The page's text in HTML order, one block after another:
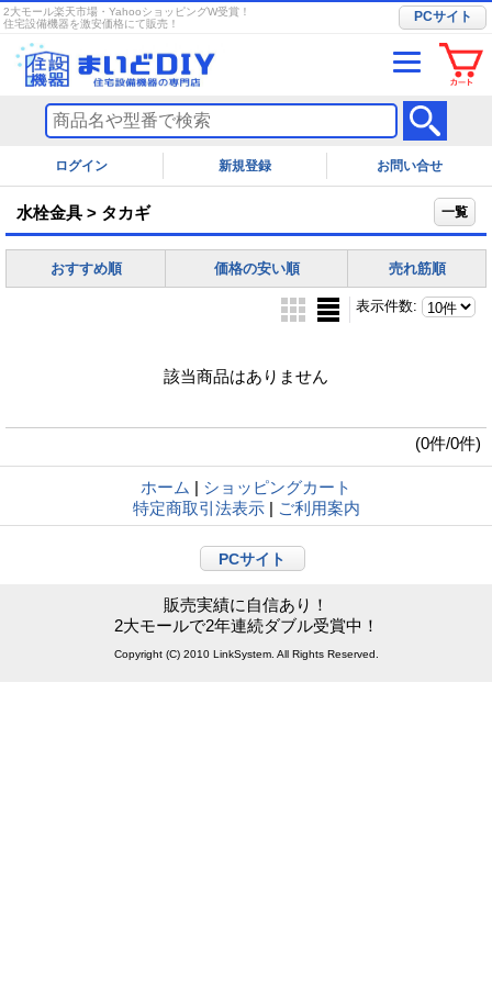
2大モール楽天市場・YahooショッピングW受賞！
住宅設備機器を激安価格にて販売！
PCサイト
ログイン お問い合せ
水栓金具 > タカギ 一覧
おすすめ順 価格の安い順 売れ筋順
表示件数:
該当商品はありません
(0件/0件)
ホーム | ショッピングカート
特定商取引法表示 | ご利用案内
PCサイト
販売実績に自信あり！
2大モールで2年連続ダブル受賞中！
Copyright (C) 2010 LinkSystem. All Rights Reserved.